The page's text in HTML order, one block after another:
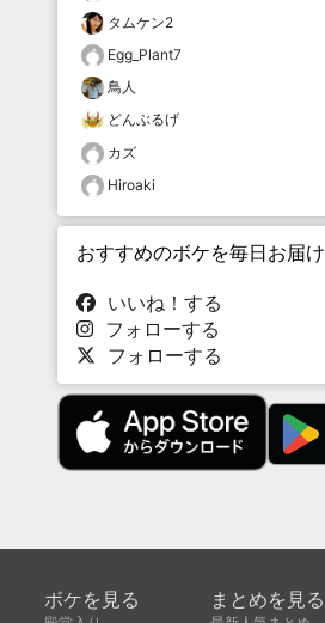
タムケン2
Egg_Plant7
鳥人
どんぶるげ
カズ
Hiroaki
おすすめのボケを毎日お届け
いいね！する
フォローする
フォローする
ボケを見る まとめを見る